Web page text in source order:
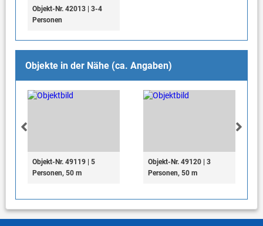
Objekt-Nr. 42013 | 3-4
Personen
Objekte in der Nähe (ca. Angaben)
Objekt-Nr. 49119 | 5
Personen, 50 m
Objekt-Nr. 49120 | 3
Personen, 50 m